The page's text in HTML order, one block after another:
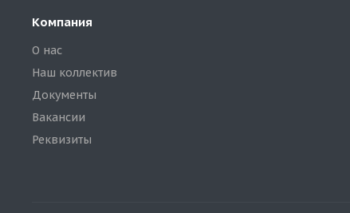
Компания
О нас
Наш коллектив
Документы
Вакансии
Реквизиты